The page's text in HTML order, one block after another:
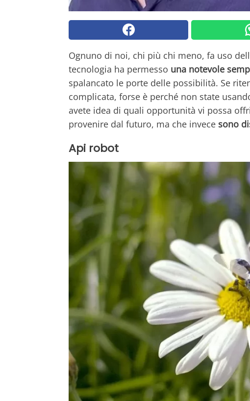
Ognuno di noi, chi più chi meno, fa uso
tecnologia ha permesso una notevole
spalancato le porte delle possibilità. Se
complicata, forse è perché non state
avete idea di quali opportunità vi possa
provenire dal futuro, ma che invece sono
Api robot